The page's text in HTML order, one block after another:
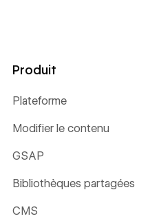
Produit
Plateforme
Modifier le contenu
GSAP
Bibliothèques partagées
CMS